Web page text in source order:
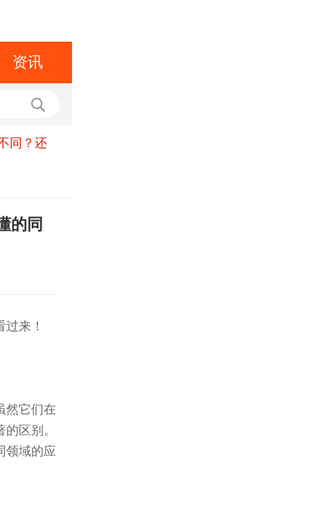
资讯
同？还
的同
来！
然它们在
区别。
领域的应